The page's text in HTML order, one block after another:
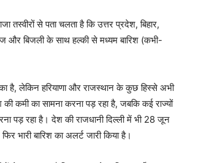
तस्वीरों से पता चलता है कि उत्तर प्रदेश, बिहार,
और बिजली के साथ हल्की से मध्यम बारिश (कभी-
लेकिन हरियाणा और राजस्थान के कुछ हिस्से अभी
कमी का सामना करना पड़ रहा है, जबकि कई राज्यों
पड़ रहा है। देश की राजधानी दिल्ली में भी 28 जून
भारी बारिश का अलर्ट जारी किया है।